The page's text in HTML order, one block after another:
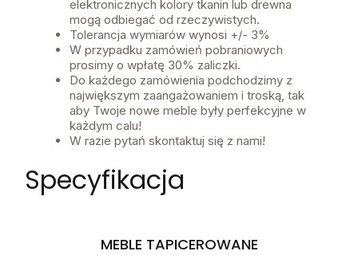
elektronicznych kolory tkanin lub drewna
mogą odbiegać od rzeczywistych.
Tolerancja wymiarów wynosi +/- 3%
W przypadku zamówień pobraniowych
prosimy o wpłatę 30% zaliczki.
Do każdego zamówienia podchodzimy z
największym zaangażowaniem i troską, tak
aby Twoje nowe meble były perfekcyjne w
każdym calu!
W razie pytań skontaktuj się z nami!
Specyfikacja
MEBLE TAPICEROWANE